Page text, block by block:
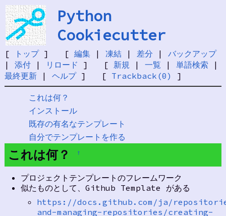
Python
Cookiecutter
[ トップ] [ 編集| 凍結| 差分 | バックアップ
| 添付| リロード ] [ 新規 | 一覧 | 単語検索 |
最終更新| ヘルプ] [ Trackback(0) ]
これは何？
インストール
既存の有名なテンプレート
自分でテンプレートを作る
これは何？ †
プロジェクトテンプレートのフレームワーク
似たものとして、Github Template がある
https://docs.github.com/ja/
and-managing-repositories/creating-